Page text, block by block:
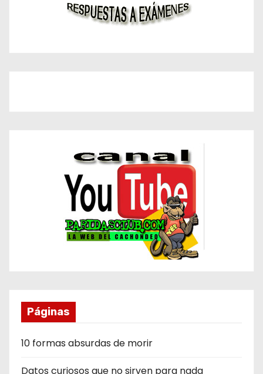
Páginas
10 formas absurdas de morir
Datos curiosos que no sirven para nada